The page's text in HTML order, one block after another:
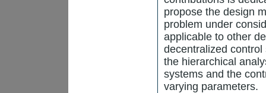
propose the design
problem under
applicable to other
decentralized
the hierarchical
systems and the
varying parameters.